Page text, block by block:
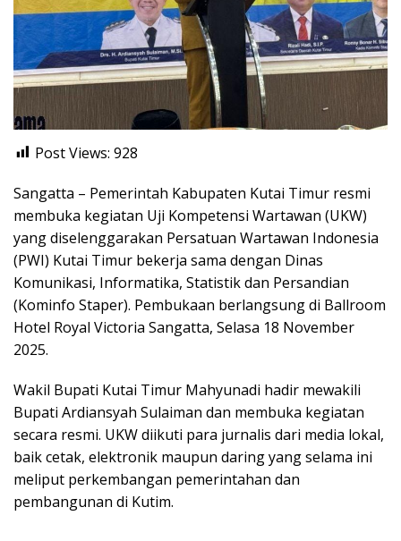
Post Views: 928
Sangatta – Pemerintah Kabupaten Kutai Timur resmi
membuka kegiatan Uji Kompetensi Wartawan (UKW)
yang diselenggarakan Persatuan Wartawan Indonesia
(PWI) Kutai Timur bekerja sama dengan Dinas
Komunikasi, Informatika, Statistik dan Persandian
(Kominfo Staper). Pembukaan berlangsung di Ballroom
Hotel Royal Victoria Sangatta, Selasa 18 November
2025.
Wakil Bupati Kutai Timur Mahyunadi hadir mewakili
Bupati Ardiansyah Sulaiman dan membuka kegiatan
secara resmi. UKW diikuti para jurnalis dari media lokal,
baik cetak, elektronik maupun daring yang selama ini
meliput perkembangan pemerintahan dan
pembangunan di Kutim.